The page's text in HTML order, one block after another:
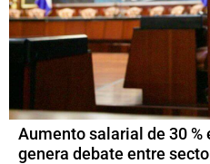
Aumento salarial de 30 %
genera debate entre